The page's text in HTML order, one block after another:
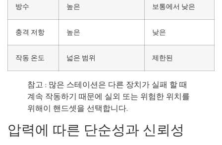
방수 높은 보통에서 낮은
충격 저항 높은 낮은
작동 온도 넓은 범위 제한된
참고 : 많은 스테이션은 다른 장치가 실패 할 때
계속 작동하기 때문에 실외 또는 위험한 위치를
위해이 핸드셋을 선택합니다.
압력에 따른 단순성과 신뢰성